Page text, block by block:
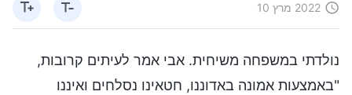
2022 מרץ 10
נולדתי במשפחה משיחית. אבי אמר לעיתים קרובות,
"באמצעות אמונה באדוננו, חטאינו נסלחים ואיננו